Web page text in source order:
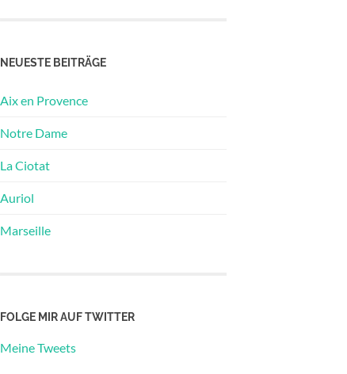
NEUESTE BEITRÄGE
Aix en Provence
Notre Dame
La Ciotat
Auriol
Marseille
FOLGE MIR AUF TWITTER
Meine Tweets